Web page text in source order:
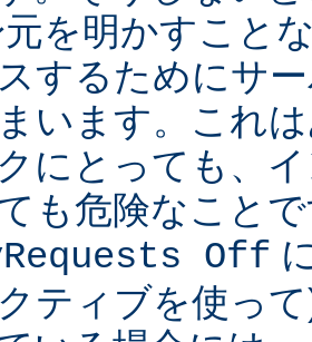
元を明かすこと
するためにサ
います。これ
にとっても、
も危険なこと
Off
ティブを使っ